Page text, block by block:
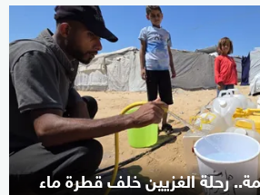
رحلة الغزيين خلف قطرة ماء